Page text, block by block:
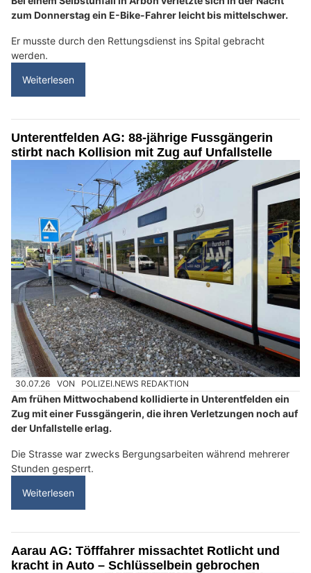
zum Donnerstag ein E-Bike-Fahrer leicht bis mittelschwer.
Er musste durch den Rettungsdienst ins Spital gebracht
werden.
Weiterlesen
Unterentfelden AG: 88-jährige Fussgängerin
stirbt nach Kollision mit Zug auf Unfallstelle
30.07.26 VON POLIZEI.NEWS REDAKTION
Am frühen Mittwochabend kollidierte in Unterentfelden ein
Zug mit einer Fussgängerin, die ihren Verletzungen noch auf
der Unfallstelle erlag.
Die Strasse war zwecks Bergungsarbeiten während mehrerer
Stunden gesperrt.
Weiterlesen
Aarau AG: Töfffahrer missachtet Rotlicht und
kracht in Auto – Schlüsselbein gebrochen